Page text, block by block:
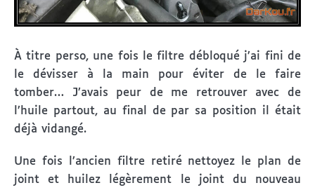
À titre perso, une fois le filtre débloqué j’ai fini de
le dévisser à la main pour éviter de le faire
tomber… J’avais peur de me retrouver avec de
l’huile partout, au final de par sa position il était
déjà vidangé.
Une fois l’ancien filtre retiré nettoyez le plan de
joint et huilez légèrement le joint du nouveau